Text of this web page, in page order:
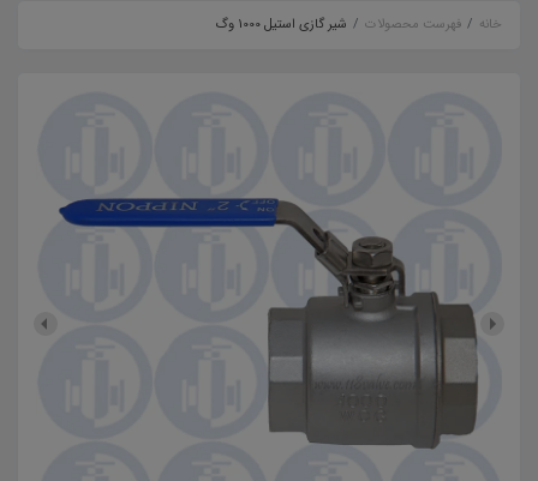
خانه فهرست محصولات شیر گازی استیل 1000 وگ